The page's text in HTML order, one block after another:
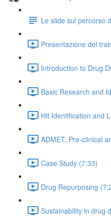
Le slide sul percorso
Presentazione del
Introduction to Drug
Basic Research and
Hit Identification and
ADMET, Pre-clinical
Case Study (7:33)
Drug Repurposing
Sustainability in drug